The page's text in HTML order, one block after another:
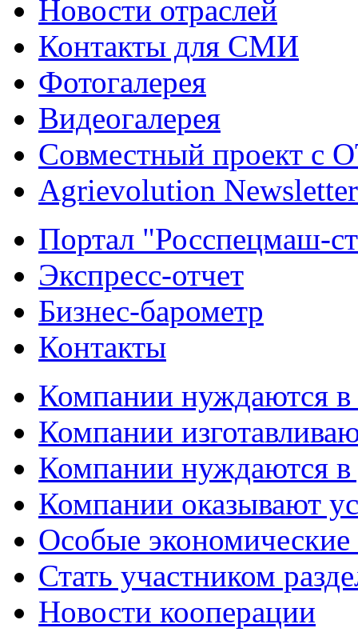
Новости отраслей
Контакты для СМИ
Фотогалерея
Видеогалерея
Совместный проект с
Agrievolution Newsletter
Портал "Росспецмаш-
Экспресс-отчет
Бизнес-барометр
Контакты
Компании нуждаются в
Компании
Компании нуждаются в
Компании оказывают
Особые
Стать участником
Новости кооперации